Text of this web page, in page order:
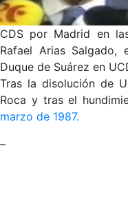
CDS por Madrid en
Rafael Arias
Duque de Suárez en
Tras la disolución de
Roca y tras el
marzo de 1987.
–